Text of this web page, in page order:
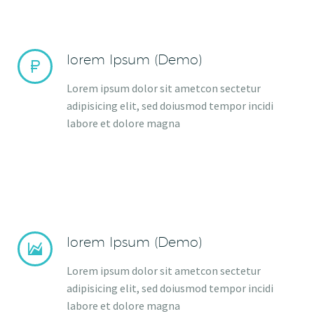

 lorem Ipsum (Demo)
Lorem ipsum dolor sit ametcon sectetur
adipisicing elit, sed doiusmod tempor incidi
labore et dolore magna

 lorem Ipsum (Demo)
Lorem ipsum dolor sit ametcon sectetur
adipisicing elit, sed doiusmod tempor incidi
labore et dolore magna